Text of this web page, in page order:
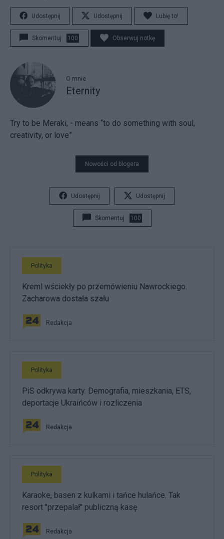
Udostępnij Udostępnij Lubię to!
Skomentuj 100 Obserwuj notkę
O mnie
Eternity
Try to be Meraki, - means “to do something with soul,
creativity, or love”
Nowości od blogera
Udostępnij Udostępnij
Skomentuj 100
Polityka
Kreml wściekły po przemówieniu Nawrockiego.
Zacharowa dostała szału
Redakcja
Polityka
PiS odkrywa karty. Demografia, mieszkania, ETS,
deportacje Ukraińców i rozliczenia
Redakcja
Polityka
Karaoke, basen z kulkami i tańce hulańce. Tak
resort "przepalał" publiczną kasę
Redakcja